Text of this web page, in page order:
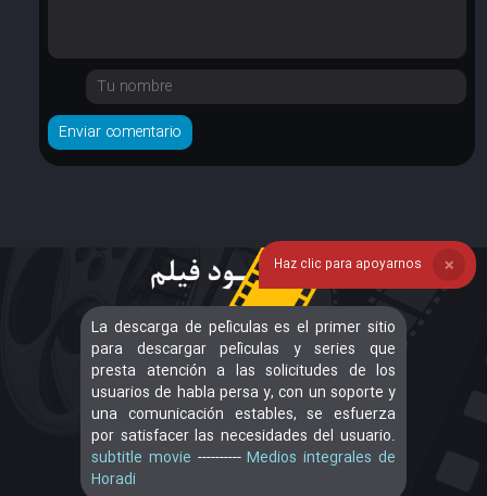
La descarga de películas es el primer sitio
para descargar películas y series que
presta atención a las solicitudes de los
usuarios de habla persa y, con un soporte y
una comunicación estables, se esfuerza
por satisfacer las necesidades del usuario.
subtitle movie ----------Medios integrales de
Horadi
Haz clic para apoyarnos ❌